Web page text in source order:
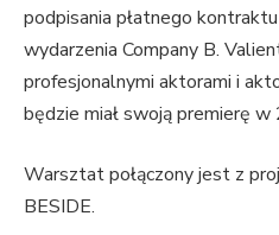
podpisania płatnego
wydarzenia Company B.
profesjonalnymi aktorami i
będzie miał swoją premierę
Warsztat połączony jest z
BESIDE.